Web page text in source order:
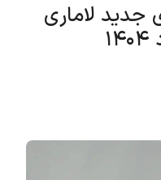
جدید لاماری